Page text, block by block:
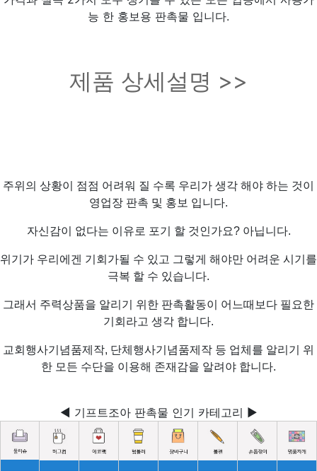
능 한 홍보용 판촉물 입니다.
제품 상세설명 >>
주위의 상황이 점점 어려워 질 수록 우리가 생각 해야 하는 것이
영업장 판촉 및 홍보 입니다.
자신감이 없다는 이유로 포기 할 것인가요? 아닙니다.
위기가 우리에겐 기회가될 수 있고 그렇게 해야만 어려운 시기를
극복 할 수 있습니다.
그래서 주력상품을 알리기 위한 판촉활동이 어느때보다 필요한
기회라고 생각 합니다.
교회행사기념품제작, 단체행사기념품제작 등 업체를 알리기 위
한 모든 수단을 이용해 존재감을 알려야 합니다.
◀ 기프트조아 판촉물 인기 카테고리 ▶